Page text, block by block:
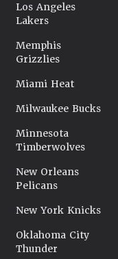
Los Angeles
Lakers
Memphis
Grizzlies
Miami Heat
Milwaukee Bucks
Minnesota
Timberwolves
New Orleans
Pelicans
New York Knicks
Oklahoma City
Thunder